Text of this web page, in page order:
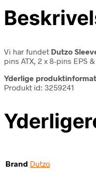
Vi har fundet Dutzo
pins ATX, 2 x 8-pins EPS
Yderlige
Produkt id: 3259241
Brand Dutzo